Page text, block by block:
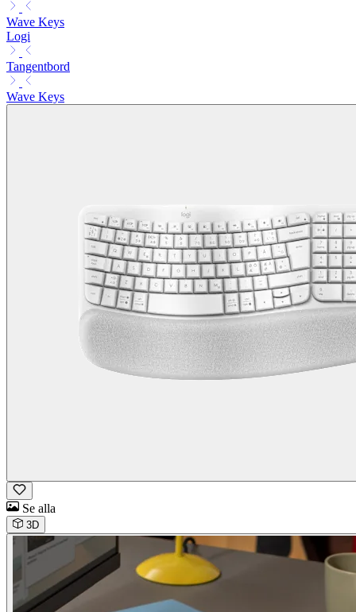
Wave Keys
Logi
Tangentbord
Wave Keys
Se alla
3D